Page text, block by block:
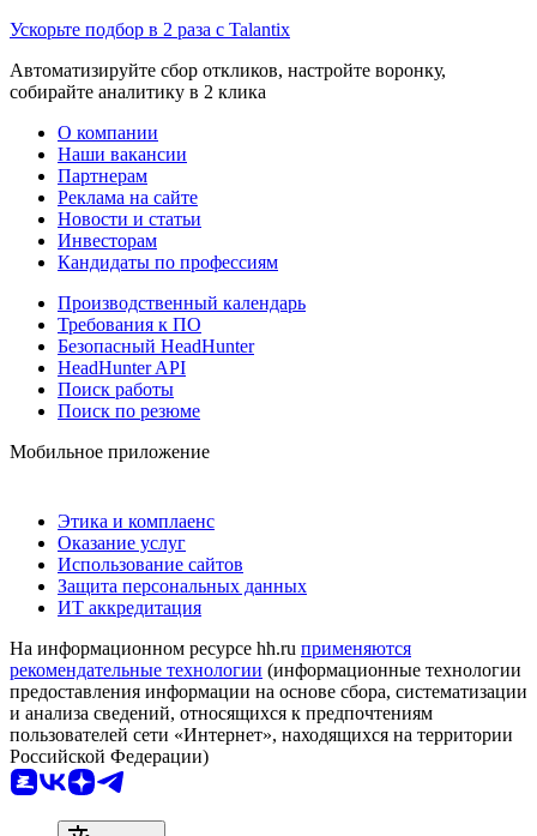
Ускорьте подбор в 2 раза с Talantix
Автоматизируйте сбор откликов, настройте воронку,
собирайте аналитику в 2 клика
О компании
Наши вакансии
Партнерам
Реклама на сайте
Новости и статьи
Инвесторам
Кандидаты по профессиям
Производственный календарь
Требования к ПО
Безопасный HeadHunter
HeadHunter API
Поиск работы
Поиск по резюме
Мобильное приложение
Этика и комплаенс
Оказание услуг
Использование сайтов
Защита персональных данных
ИТ аккредитация
На информационном ресурсе hh.ru применяются
рекомендательные технологии (информационные технологии
предоставления информации на основе сбора, систематизации
и анализа сведений, относящихся к предпочтениям
пользователей сети «Интернет», находящихся на территории
Российской Федерации)